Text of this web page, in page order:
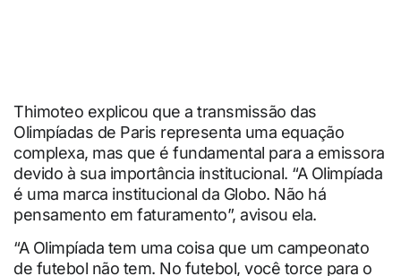
Thimoteo explicou que a transmissão das
Olimpíadas de Paris representa uma equação
complexa, mas que é fundamental para a emissora
devido à sua importância institucional. “A Olimpíada
é uma marca institucional da Globo. Não há
pensamento em faturamento”, avisou ela.
“A Olimpíada tem uma coisa que um campeonato
de futebol não tem. No futebol, você torce para o